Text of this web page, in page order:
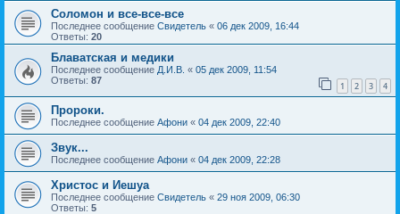
Соломон и все-все-все
Последнее сообщение Свидетель « 06 дек 2009, 16:44
Ответы: 20
Блаватская и медики
Последнее сообщение Д.И.В. « 05 дек 2009, 11:54
Ответы: 87 1 2 3 4
Пророки.
Последнее сообщение Афони « 04 дек 2009, 22:40
Звук...
Последнее сообщение Афони « 04 дек 2009, 22:28
Христос и Иешуа
Последнее сообщение Свидетель « 29 ноя 2009, 06:30
Ответы: 5